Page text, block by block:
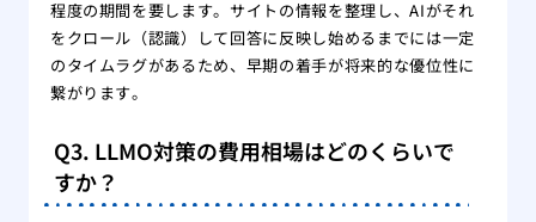
程度の期間を要します。サイトの情報を整理し、AIがそれ
をクロール（認識）して回答に反映し始めるまでには一定
のタイムラグがあるため、早期の着手が将来的な優位性に
繋がります。
Q3. LLMO対策の費用相場はどのくらいで
すか？